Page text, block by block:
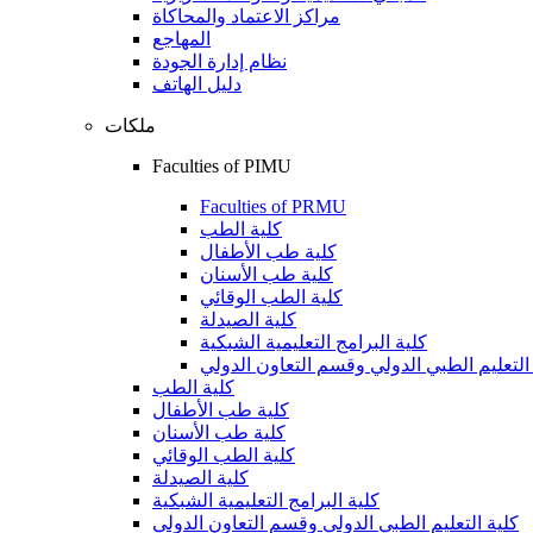
مراكز الاعتماد والمحاكاة
المهاجع
نظام إدارة الجودة
دليل الهاتف
ملكات
Faculties of PIMU
Faculties of PRMU
كلية الطب
كلية طب الأطفال
كلية طب الأسنان
كلية الطب الوقائي
كلية الصيدلة
كلية البرامج التعليمية الشبكية
التعليم الطبي الدولي وقسم التعاون الدولي
كلية الطب
كلية طب الأطفال
كلية طب الأسنان
كلية الطب الوقائي
كلية الصيدلة
كلية البرامج التعليمية الشبكية
كلية التعليم الطبي الدولي وقسم التعاون الدولي